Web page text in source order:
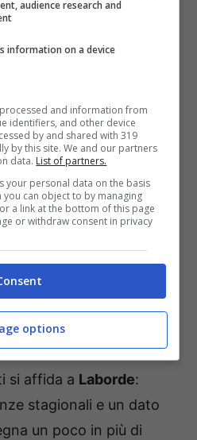
in Serie B, dove il
Nelle ultime
dimostrato di essere
per i playoff, almeno.
di gennaio, uno su
che da quando veste di
Ed era
anche i tiri dagli
sua, crediamo che il
di nuovo in casa
la scorsa settimana a
Chiudiamo il quadro
Il Nizza è favorito
si affida a Laborde:
stagionali e un dato
un poco in più di
audience research and
information on a device
and information from
identifiers, and other device
by and shared with 319
by this site. We and our partners
data. List of partners.
your personal data on the basis
can object to by managing
a link at the bottom of this page
or withdraw consent in privacy
options